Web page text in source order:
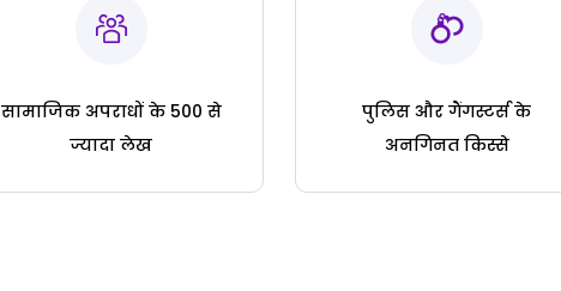
सामाजिक अपराधों के 500 से
ज्यादा लेख
पुलिस और गैंगस्टर्स के
अनगिनत किस्से